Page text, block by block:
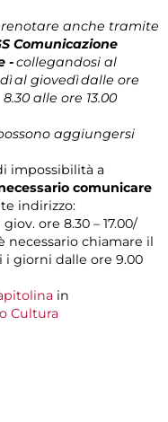
anche tramite
Comunicazione
-collegandosi al
al giovedìdalle ore
alle ore 13.00
aggiungersi
impossibilità a
comunicare
indirizzo:
ore 8.30 – 17.00/
necessario chiamare il
giorni dalle ore 9.00
in
Cultura